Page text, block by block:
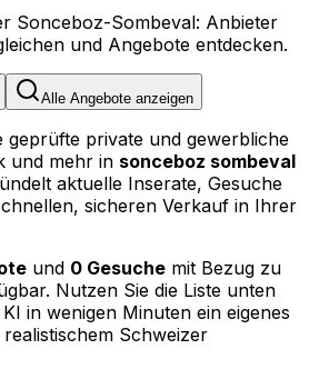
Sonceboz-Sombeval: Anbieter
und Angebote entdecken.
Alle Angebote anzeigen
geprüfte private und gewerbliche
und mehr in sonceboz sombeval
aktuelle Inserate, Gesuche
sicheren Verkauf in Ihrer
und 0 Gesuche mit Bezug zu
Nutzen Sie die Liste unten
in wenigen Minuten ein eigenes
Schweizer